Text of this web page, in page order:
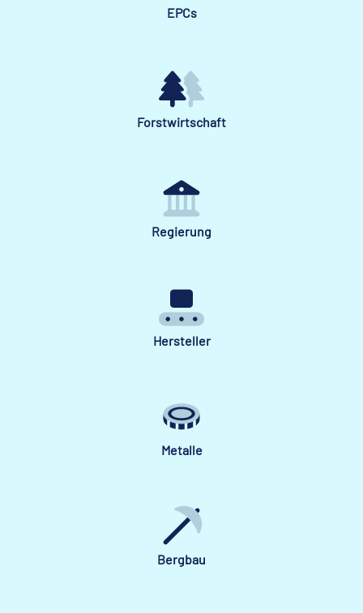
EPCs
Forstwirtschaft
Regierung
Hersteller
Metalle
Bergbau